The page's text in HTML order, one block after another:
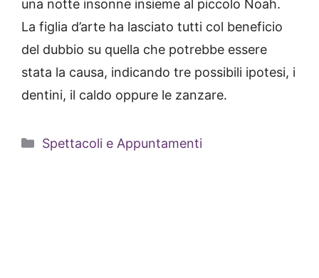
una notte insonne insieme al piccolo Noah.
La figlia d’arte ha lasciato tutti col beneficio
del dubbio su quella che potrebbe essere
stata la causa, indicando tre possibili ipotesi, i
dentini, il caldo oppure le zanzare.
Categorie
Spettacoli e Appuntamenti